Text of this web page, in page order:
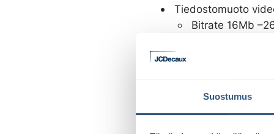
Suostumus
Tiedostomuoto
Bitrate 16Mb
Oletuskesto on 10
useammin
tulevat